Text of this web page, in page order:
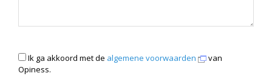
Ik ga akkoord met de algemene voorwaarden
van
Opiness.